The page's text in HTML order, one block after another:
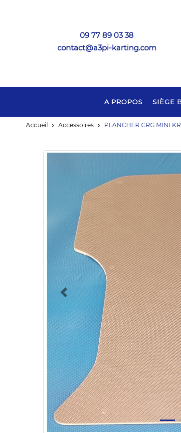
09 77 89 03 38
contact@a3pi-karting.com
A PROPOS SIÈGE
Accueil Accessoires PLANCHER CRG MINI
Previous